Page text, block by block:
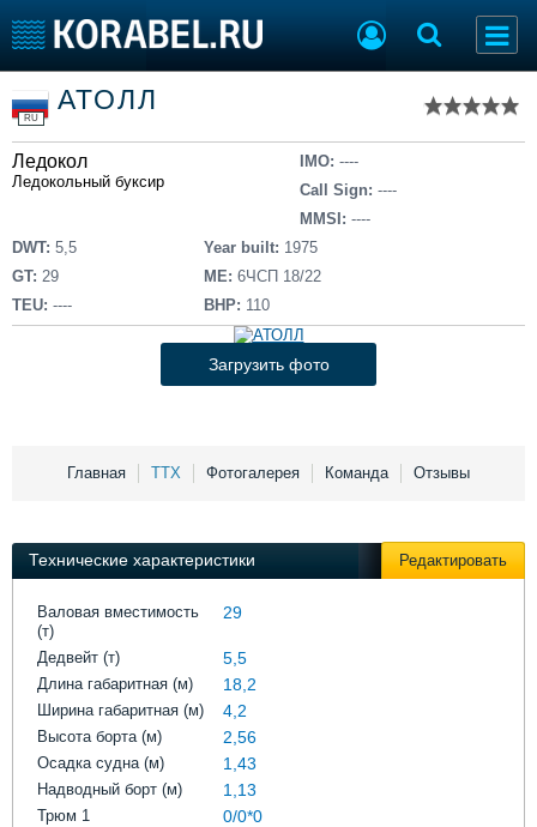
Тип судна
Добавить судно
Добавить проект
Последние 100
Пульс
Новости
Компании
Репутация
Торговая площадка
Доска объявлений
Продажа флота
Оборудование
Изделия
Материалы
Услуги
Выставки и семинары
Личности
Словарь
Галерея флота
Форум
RU
АТОЛЛ
Ледокол
Ледокольный буксир
IMO: ----
Call Sign: ----
MMSI: ----
DWT: 5,5
GT: 29
TEU: ----
Year built: 1975
ME: 6ЧСП 18/22
BHP: 110
Загрузить фото
Главная ТТХ Фотогалерея Команда Отзывы
Технические характеристики Редактировать
Валовая вместимость
(т)
29
Дедвейт (т) 5,5
Длина габаритная (м) 18,2
Ширина габаритная (м) 4,2
Высота борта (м) 2,56
Осадка судна (м) 1,43
Надводный борт (м) 1,13
Трюм 1 0/0*0